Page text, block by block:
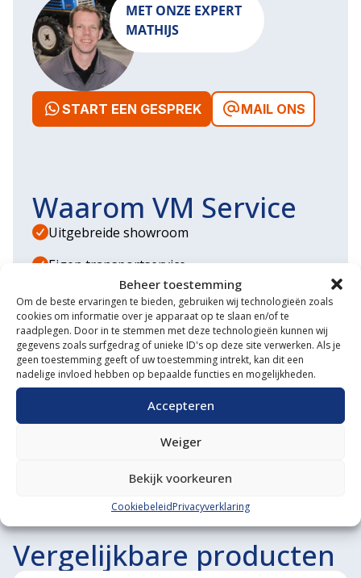
Beheer toestemming
Om de beste ervaringen te bieden, gebruiken wij technologieën zoals
cookies om informatie over je apparaat op te slaan en/of te
raadplegen. Door in te stemmen met deze technologieën kunnen wij
gegevens zoals surfgedrag of unieke ID's op deze site verwerken. Als je
geen toestemming geeft of uw toestemming intrekt, kan dit een
nadelige invloed hebben op bepaalde functies en mogelijkheden.
Accepteren
Weiger
Bekijk voorkeuren
CookiebeleidPrivacyverklaring
MET ONZE EXPERT
MATHIJS
START EEN GESPREK MAIL ONS
Waarom VM Service
Uitgebreide showroom
Eigen transportservice
Gespecialiseerde werkplaats
Diverse aanbouwwerktuigen
Grote voorraad minitrekkers
Vergelijkbare producten